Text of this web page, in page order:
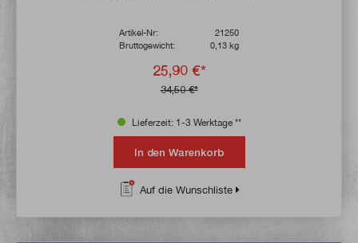
Artikel-Nr:
21250
Bruttogewicht:
0,13 kg
25,90 €*
34,50 €*
Lieferzeit: 1-3 Werktage **
In den Warenkorb
Auf die Wunschliste